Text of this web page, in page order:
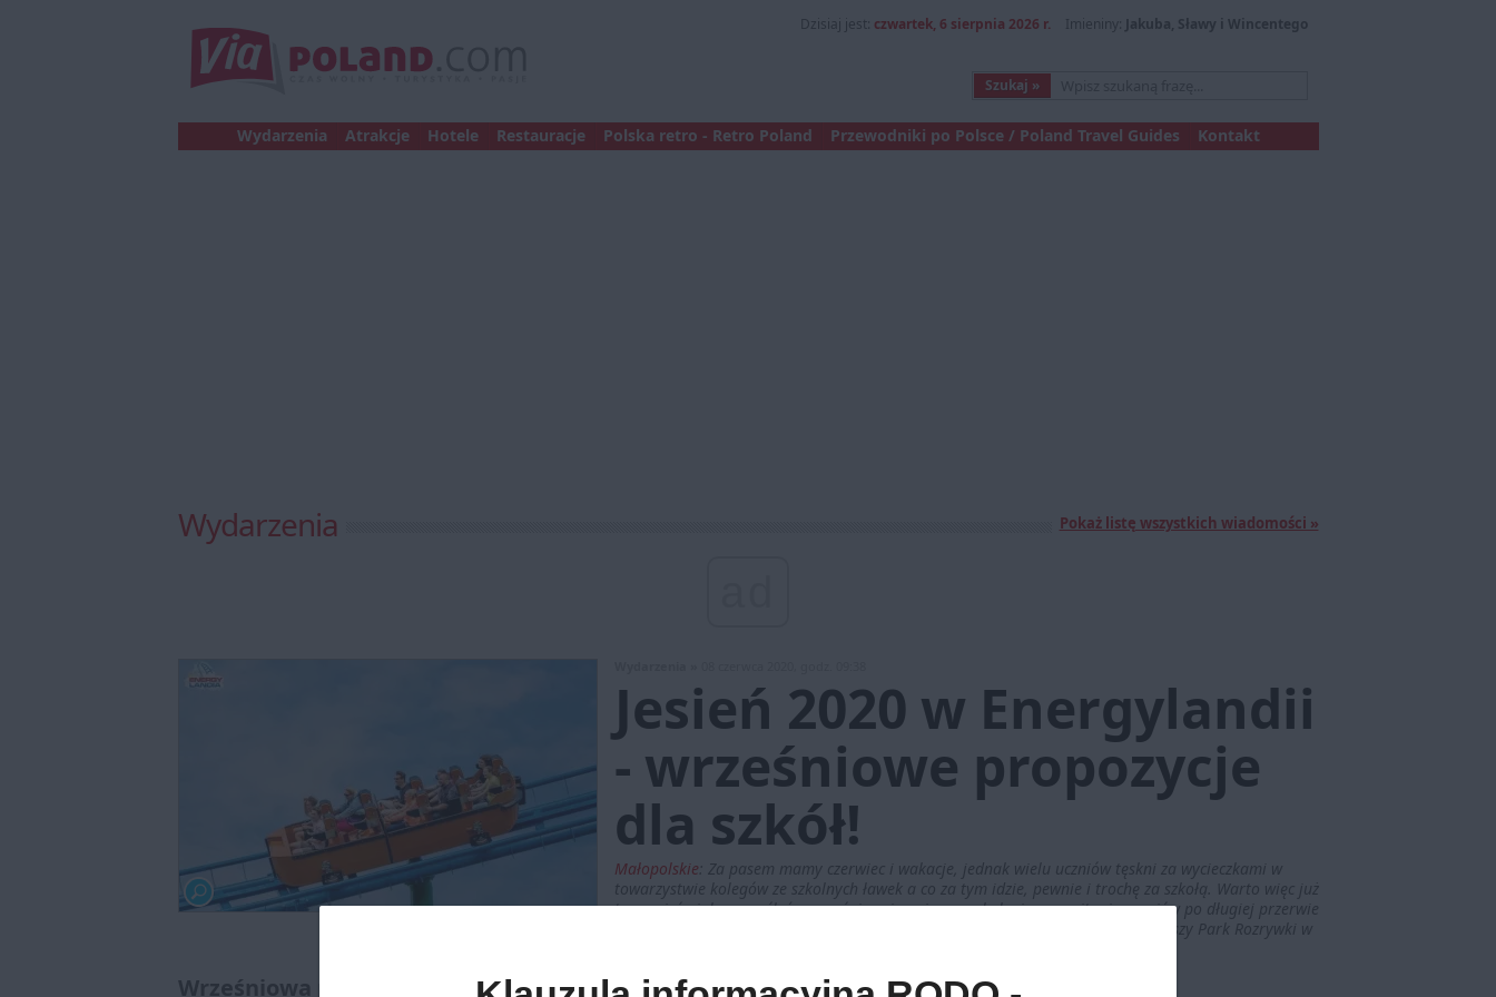
Dzisiaj jest: czwartek, 6 sierpnia 2026 r. Imieniny: Jakuba, Sławy i Wincentego
Wydarzenia Atrakcje Hotele Restauracje Polska retro - Retro Poland Przewodniki po Polsce / Poland Travel Guides Kontakt
Wydarzenia Pokaż listę wszystkich wiadomości »
Jesień 2020 w Energylandii
- wrześniowe propozycje
dla szkół!
Małopolskie Za pasem mamy czerwiec i wakacje, jednak wielu uczniów tęskni za wycieczkami w
towarzystwie kolegów ze szkolnych ławek a co za tym idzie, pewnie i trochę za szkołą. Warto więc już
teraz nieśmiało pomyśleć o wrześniowej wycieczce szkolnej na powitanie uczniów po długiej przerwie
i wesołe rozpoczęcie nowego roku szkolnego. Co na wrzesień proponuje największy Park Rozrywki w
Wrześniowa promocja na wycieczki szkolne w Energylandii!